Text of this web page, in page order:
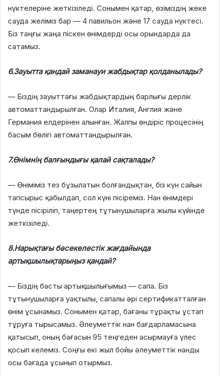
нүктелеріне жеткізіледі. Сонымен қатар, өзіміздің жеке
сауда желіміз бар — 4 павильон және 17 сауда нүктесі.
Біз таңғы жаңа піскен өнімдерді осы орындарда да
сатамыз.
6.Зауытта қандай заманауи жабдықтар қолданылады?
— Біздің зауыттағы жабдықтардың барлығы дерлік
автоматтандырылған. Олар Италия, Англия және
Германия елдерінен алынған. Жалпы өндіріс процесінің
басым бөлігі автоматтандырылған.
7.Өнімнің балғындығы қалай сақталады?
— Өніміміз тез бұзылатын болғандықтан, біз күн сайын
тапсырыс қабылдап, сол күні пісіреміз. Нан өнімдері
түнде пісіріліп, таңертең тұтынушыларға жылы күйінде
жеткізіледі.
8.Нарықтағы бәсекелестік жағдайында
артықшылықтарыңыз қандай?
— Біздің басты артықшылығымыз — сапа. Біз
тұтынушыларға уақтылы, сапалы әрі сертификатталған
өнім ұсынамыз. Сонымен қатар, бағаны тұрақты ұстап
тұруға тырысамыз. Әлеуметтік нан бағдарламасына
қатысып, оның бағасын 95 теңгеден асырмауға үлес
қосып келеміз. Соңғы екі жыл бойы әлеуметтік нанды
осы бағада ұсынып отырмыз.